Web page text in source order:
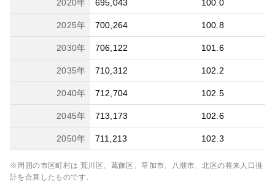
2020年 695,043 100.0
2025年 700,264 100.8
2030年 706,122 101.6
2035年 710,312 102.2
2040年 712,704 102.5
2045年 713,173 102.6
2050年 711,213 102.3
※周囲の市区町村は 荒川区、葛飾区、草加市、八潮市、北区の将来人口推
計を合算したものです。